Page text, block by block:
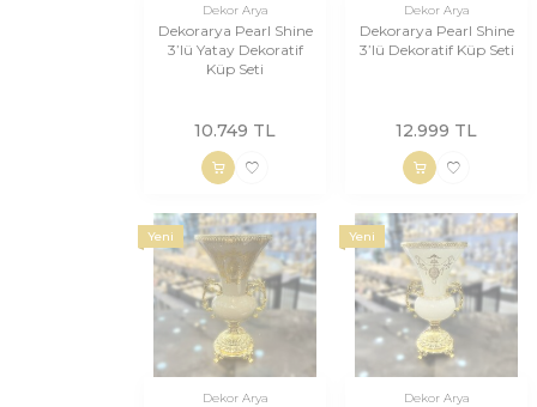
Dekor Arya
Dekorarya Pearl Shine
3’lü Yatay Dekoratif
Küp Seti
10.749 TL
Dekor Arya
Dekorarya Pearl Shine
3’lü Dekoratif Küp Seti
12.999 TL
Yeni
Dekor Arya
Yeni
Dekor Arya